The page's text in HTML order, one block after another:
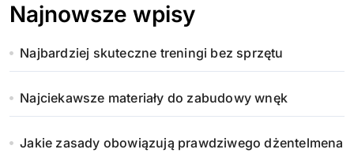
Najnowsze wpisy
Najbardziej skuteczne treningi bez sprzętu
Najciekawsze materiały do zabudowy wnęk
Jakie zasady obowiązują prawdziwego dżentelmena